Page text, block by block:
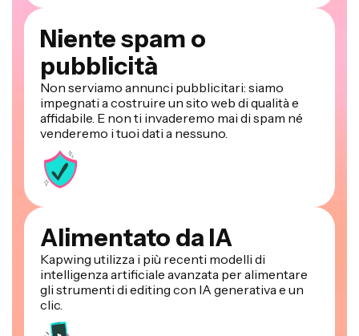
Niente spam o
pubblicità
Non serviamo annunci pubblicitari: siamo
impegnati a costruire un sito web di qualità e
affidabile. E non ti invaderemo mai di spam né
venderemo i tuoi dati a nessuno.
Alimentato da IA
Kapwing utilizza i più recenti modelli di
intelligenza artificiale avanzata per alimentare
gli strumenti di editing con IA generativa e un
clic.